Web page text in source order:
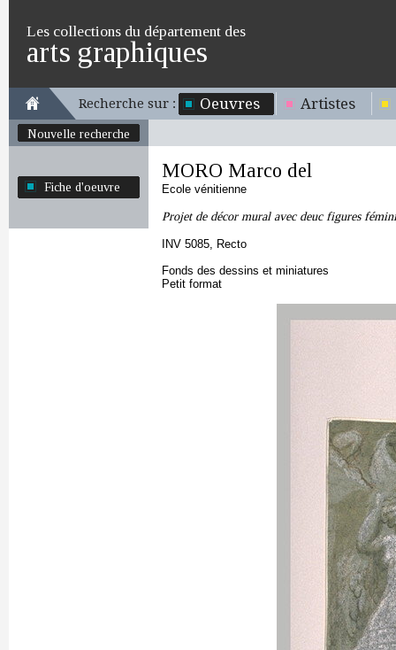
Les collections du département des
arts graphiques
Recherche sur : Oeuvres Artistes
Nouvelle recherche
Fiche d'oeuvre
MORO Marco del
Ecole vénitienne
Projet de décor mural avec deuc figures
INV 5085, Recto
Fonds des dessins et miniatures
Petit format